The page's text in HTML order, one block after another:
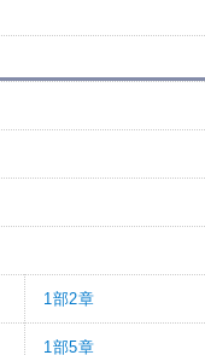
1部2章
1部5章